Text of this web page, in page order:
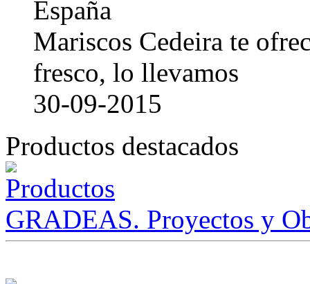
España
Mariscos Cedeira te
fresco, lo llevamos
30-09-2015
Productos destacados
GRADEAS. Proyectos y